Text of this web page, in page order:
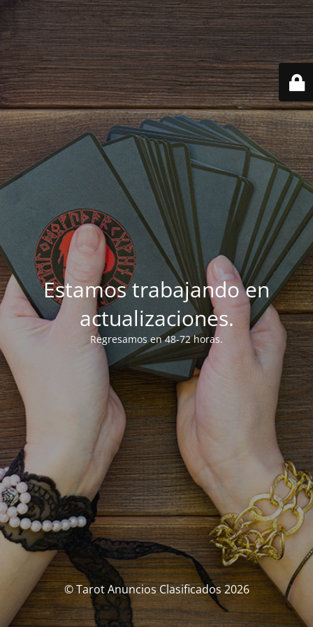
Estamos trabajando en
actualizaciones.
Regresamos en 48-72 horas.
© Tarot Anuncios Clasificados 2026